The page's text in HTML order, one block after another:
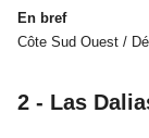
En bref
Côte Sud Ouest /
2 - Las